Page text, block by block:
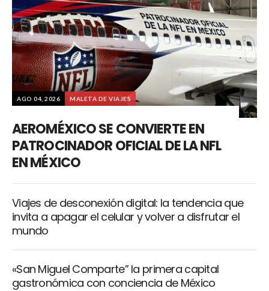
AGO 04, 2026 MALETA DE VIAJES
AEROMÉXICO SE CONVIERTE EN
PATROCINADOR OFICIAL DE LA NFL
EN MÉXICO
Viajes de desconexión digital: la tendencia que
invita a apagar el celular y volver a disfrutar el
mundo
«San Miguel Comparte” la primera capital
gastronómica con conciencia de México